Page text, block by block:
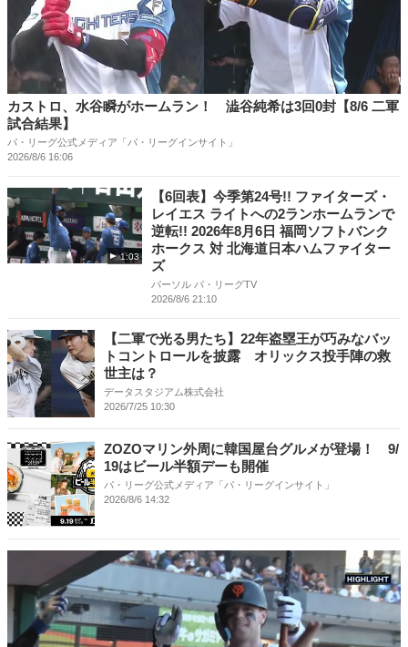
カストロ、水谷瞬がホームラン！ 澁谷純希は3回0封【8/6 二軍
試合結果】
パ・リーグ公式メディア「パ・リーグインサイト」
2026/8/6 16:06
1:03
【6回表】今季第24号!! ファイターズ・
レイエス ライトへの2ランホームランで
逆転!! 2026年8月6日 福岡ソフトバンク
ホークス 対 北海道日本ハムファイター
ズ
パーソル パ・リーグTV
2026/8/6 21:10
【二軍で光る男たち】22年盗塁王が巧みなバッ
トコントロールを披露 オリックス投手陣の救
世主は？
データスタジアム株式会社
2026/7/25 10:30
ZOZOマリン外周に韓国屋台グルメが登場！ 9/
19はビール半額デーも開催
パ・リーグ公式メディア「パ・リーグインサイト」
2026/8/6 14:32